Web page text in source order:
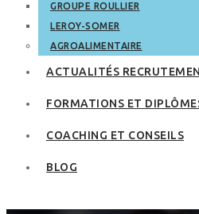
GROUPE ROULLIER
LEROY-SOMER
AGROALIMENTAIRE
ACTUALITÉS
FORMATIONS ET
COACHING ET CONSEILS
BLOG